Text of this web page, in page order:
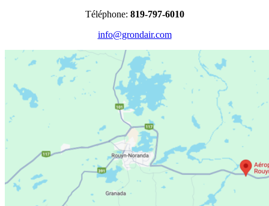
Téléphone: 819-797-6010
info@grondair.com